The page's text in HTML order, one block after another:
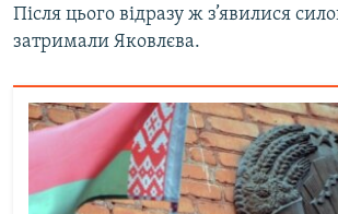
Після цього відразу ж з’явилися
затримали Яковлєва.